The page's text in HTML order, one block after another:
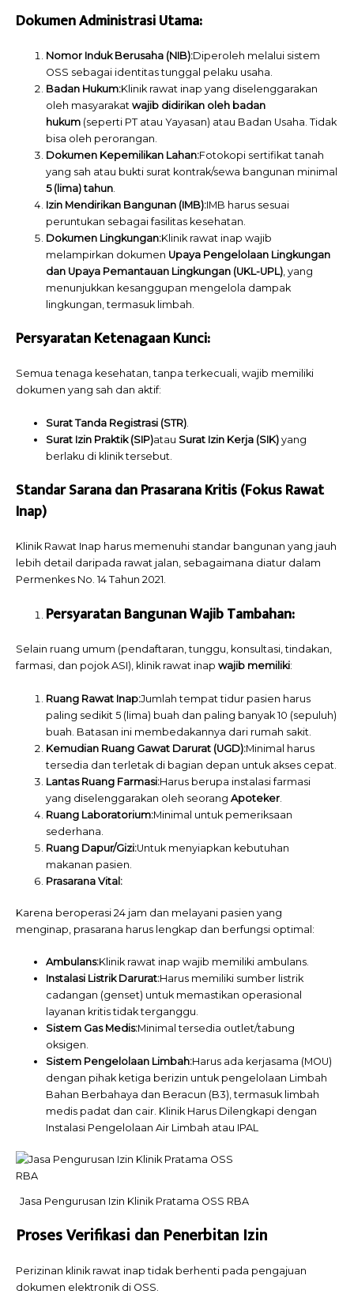
Dokumen Administrasi Utama:
Nomor Induk Berusaha (NIB):Diperoleh melalui sistem
OSS sebagai identitas tunggal pelaku usaha.
Badan Hukum:Klinik rawat inap yang diselenggarakan
oleh masyarakatwajib didirikan oleh badan
hukum (seperti PT atau Yayasan) atau Badan Usaha. Tidak
bisa oleh perorangan.
Dokumen Kepemilikan Lahan:Fotokopi sertifikat tanah
yang sah atau bukti surat kontrak/sewa bangunan minimal
5 (lima) tahun.
Izin Mendirikan Bangunan (IMB):IMB harus sesuai
peruntukan sebagai fasilitas kesehatan.
Dokumen Lingkungan:Klinik rawat inap wajib
melampirkan dokumen Upaya Pengelolaan Lingkungan
dan Upaya Pemantauan Lingkungan (UKL-UPL), yang
menunjukkan kesanggupan mengelola dampak
lingkungan, termasuk limbah.
Persyaratan Ketenagaan Kunci:
Semua tenaga kesehatan, tanpa terkecuali, wajib memiliki
dokumen yang sah dan aktif:
Surat Tanda Registrasi (STR)
Surat Izin Praktik (SIP)atau Surat Izin Kerja (SIK) yang
berlaku di klinik tersebut.
Standar Sarana dan Prasarana Kritis (Fokus Rawat
Inap)
Klinik Rawat Inap harus memenuhi standar bangunan yang jauh
lebih detail daripada rawat jalan, sebagaimana diatur dalam
Permenkes No. 14 Tahun 2021.
Persyaratan Bangunan Wajib Tambahan:
Selain ruang umum (pendaftaran, tunggu, konsultasi, tindakan,
farmasi, dan pojok ASI), klinik rawat inap wajib memiliki:
Ruang Rawat Inap:Jumlah tempat tidur pasien harus
paling sedikit 5 (lima) buah dan paling banyak 10 (sepuluh)
buah. Batasan ini membedakannya dari rumah sakit.
Kemudian Ruang Gawat Darurat (UGD):Minimal harus
tersedia dan terletak di bagian depan untuk akses cepat.
Lantas Ruang Farmasi:Harus berupa instalasi farmasi
yang diselenggarakan oleh seorangApoteker
Ruang Laboratorium:Minimal untuk pemeriksaan
sederhana.
Ruang Dapur/Gizi:Untuk menyiapkan kebutuhan
makanan pasien.
Prasarana Vital:
Karena beroperasi 24 jam dan melayani pasien yang
menginap, prasarana harus lengkap dan berfungsi optimal:
Ambulans:Klinik rawat inap wajib memiliki ambulans.
Instalasi Listrik Darurat:Harus memiliki sumber listrik
cadangan (genset) untuk memastikan operasional
layanan kritis tidak terganggu.
Sistem Gas Medis:Minimal tersedia outlet/tabung
oksigen.
Sistem Pengelolaan Limbah:Harus ada kerjasama (MOU)
dengan pihak ketiga berizin untuk pengelolaan Limbah
Bahan Berbahaya dan Beracun (B3), termasuk limbah
medis padat dan cair. Klinik Harus Dilengkapi dengan
Instalasi Pengelolaan Air Limbah atau IPAL
Jasa Pengurusan Izin Klinik Pratama OSS RBA
Proses Verifikasi dan Penerbitan Izin
Perizinan klinik rawat inap tidak berhenti pada pengajuan
dokumen elektronik di OSS.